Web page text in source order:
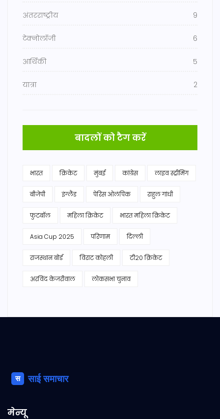
अंतरराष्ट्रीय 9
टेक्नोलॉजी 6
आर्थिकी 5
यात्रा 2
बादलों को टैग करें
भारत क्रिकेट मुंबई कांग्रेस लाइव स्ट्रीमिंग
बीजेपी इंग्लैंड पेरिस ओलंपिक राहुल गांधी
फुटबॉल महिला क्रिकेट भारत महिला क्रिकेट
Asia Cup 2025 परिणाम दिल्ली
राजस्थान बोर्ड विराट कोहली टी20 क्रिकेट
अरविंद केजरीवाल लोकसभा चुनाव
मेन्यू